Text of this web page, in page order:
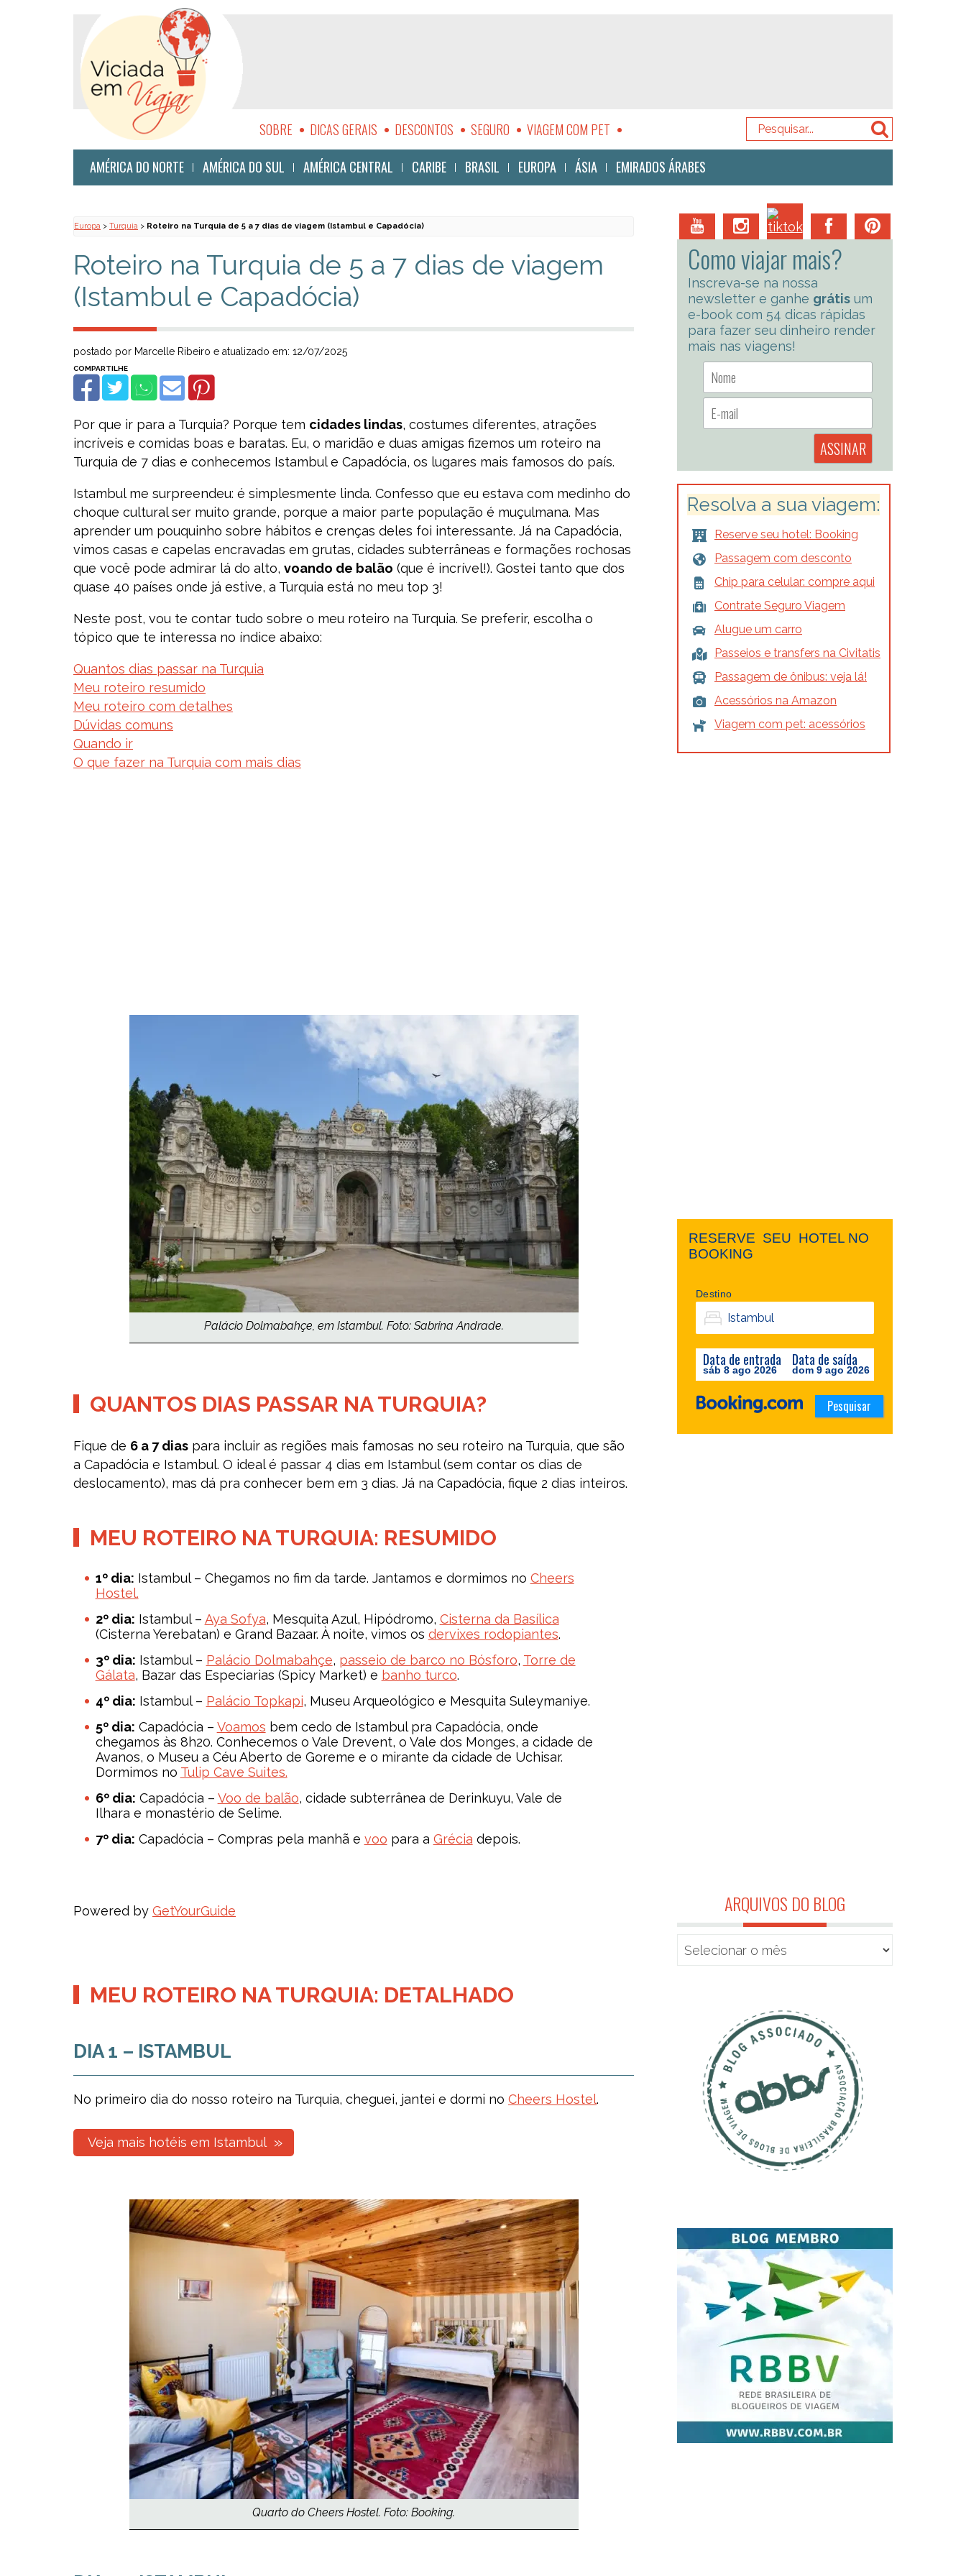
SOBRE DICAS GERAIS DESCONTOS SEGURO
VIAGEM COM PET
SUSTENTABILIDADE
AMÉRICA DO NORTE AMÉRICA DO SUL AMÉRICA CENTRAL CARIBE BRASIL EUROPA ÁSIA EMIRADOS ÁRABES
Europa > Turquia > Roteiro na Turquia de 5 a 7 dias de viagem (Istambul e Capadócia)
Roteiro na Turquia de 5 a 7 dias de viagem
(Istambul e Capadócia)
postado por Marcelle Ribeiro e atualizado em: 12/07/2025
Por que ir para a Turquia? Porque tem cidades lindas, costumes diferentes, atrações
incríveis e comidas boas e baratas. Eu, o maridão e duas amigas fizemos um roteiro na
Turquia de 7 dias e conhecemos Istambul e Capadócia, os lugares mais famosos do país.
Istambul me surpreendeu: é simplesmente linda. Confesso que eu estava com medinho do
choque cultural ser muito grande, porque a maior parte população é muçulmana. Mas
aprender um pouquinho sobre hábitos e crenças deles foi interessante. Já na Capadócia,
vimos casas e capelas encravadas em grutas, cidades subterrâneas e formações rochosas
que você pode admirar lá do alto, voando de balão (que é incrível!). Gostei tanto que dos
quase 40 países onde já estive, a Turquia está no meu top 3!
Neste post, vou te contar tudo sobre o meu roteiro na Turquia. Se preferir, escolha o
tópico que te interessa no índice abaixo:
Quantos dias passar na Turquia
Meu roteiro resumido
Meu roteiro com detalhes
Dúvidas comuns
Quando ir
O que fazer na Turquia com mais dias
Palácio Dolmabahçe, em Istambul. Foto: Sabrina Andrade.
QUANTOS DIAS PASSAR NA TURQUIA?
Fique de 6 a 7 dias para incluir as regiões mais famosas no seu roteiro na Turquia, que são
a Capadócia e Istambul. O ideal é passar 4 dias em Istambul (sem contar os dias de
deslocamento), mas dá pra conhecer bem em 3 dias. Já na Capadócia, fique 2 dias inteiros.
MEU ROTEIRO NA TURQUIA: RESUMIDO
1º dia: Istambul – Chegamos no fim da tarde. Jantamos e dormimos no Cheers
Hostel.
2º dia: Istambul – Aya Sofya, Mesquita Azul, Hipódromo, Cisterna da Basílica
(Cisterna Yerebatan) e Grand Bazaar. À noite, vimos os dervixes rodopiantes.
3º dia: Istambul – Palácio Dolmabahçe, passeio de barco no Bósforo, Torre de
Gálata, Bazar das Especiarias (Spicy Market) e banho turco.
4º dia: Istambul – Palácio Topkapi, Museu Arqueológico e Mesquita Suleymaniye.
5º dia: Capadócia – Voamos bem cedo de Istambul pra Capadócia, onde
chegamos às 8h20. Conhecemos o Vale Drevent, o Vale dos Monges, a cidade de
Avanos, o Museu a Céu Aberto de Goreme e o mirante da cidade de Uchisar.
Dormimos no Tulip Cave Suites.
6º dia: Capadócia – Voo de balão, cidade subterrânea de Derinkuyu, Vale de
Ilhara e monastério de Selime.
7º dia: Capadócia – Compras pela manhã e voo para a Grécia depois.
Powered by GetYourGuide
MEU ROTEIRO NA TURQUIA: DETALHADO
DIA 1 – ISTAMBUL
No primeiro dia do nosso roteiro na Turquia, cheguei, jantei e dormi no Cheers Hostel.
Veja mais hotéis em Istambul
Quarto do Cheers Hostel. Foto: Booking.
Como viajar mais?
Inscreva-se na nossa
newsletter e ganhe grátis um
e-book com 54 dicas rápidas
para fazer seu dinheiro render
mais nas viagens!
Resolva a sua viagem:
Reserve seu hotel: Booking
Passagem com desconto
Chip para celular: compre aqui
Contrate Seguro Viagem
Alugue um carro
Passeios e transfers na Civitatis
Passagem de ônibus: veja lá!
Acessórios na Amazon
Viagem com pet: acessórios
RESERVE ​ ​SEU ​ ​HOTEL NO ​ ​
BOOKING
Destino
Data de entrada
sáb 8 ago 2026
Data de saída
dom 9 ago 2026
ARQUIVOS DO BLOG